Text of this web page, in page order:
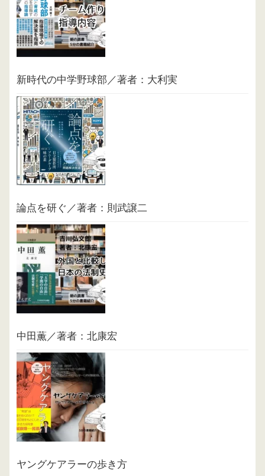
新時代の中学野球部／著者：大利実
論点を研ぐ／著者：則武譲二
中田薫／著者：北康宏
ヤングケアラーの歩き方